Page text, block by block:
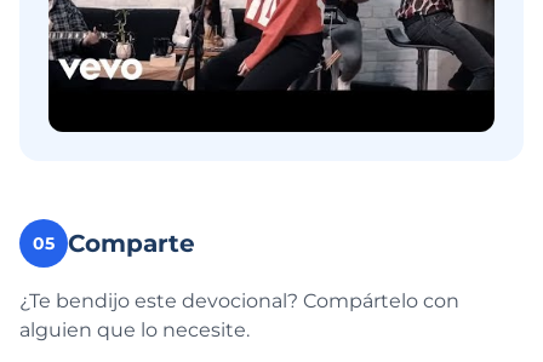
05 Comparte
¿Te bendijo este devocional? Compártelo con
alguien que lo necesite.